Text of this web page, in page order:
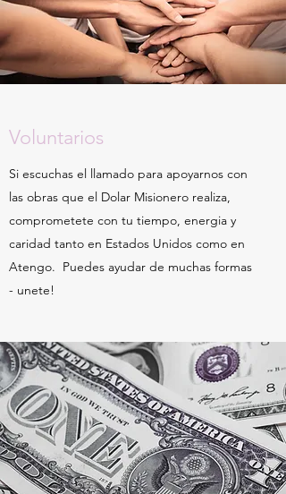
Voluntarios
Si escuchas el llamado para apoyarnos con
las obras que el Dolar Misionero realiza,
comprometete con tu tiempo, energia y
caridad tanto en Estados Unidos como en
Atengo. Puedes ayudar de muchas formas
- unete!